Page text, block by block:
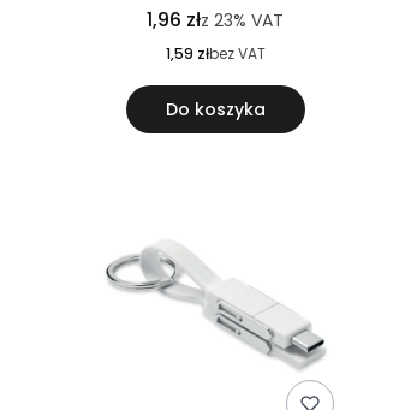
1,96 złz23% VAT
1,59 złbez VAT
Do koszyka